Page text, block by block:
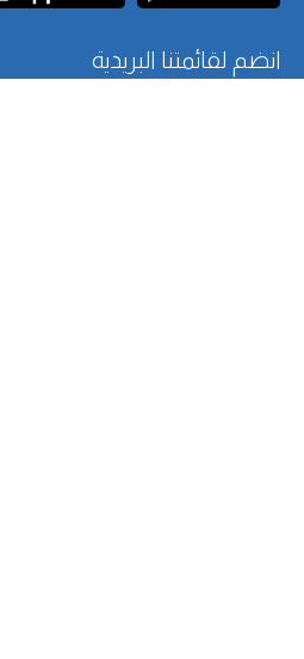
انضم لقائمتنا البريدية